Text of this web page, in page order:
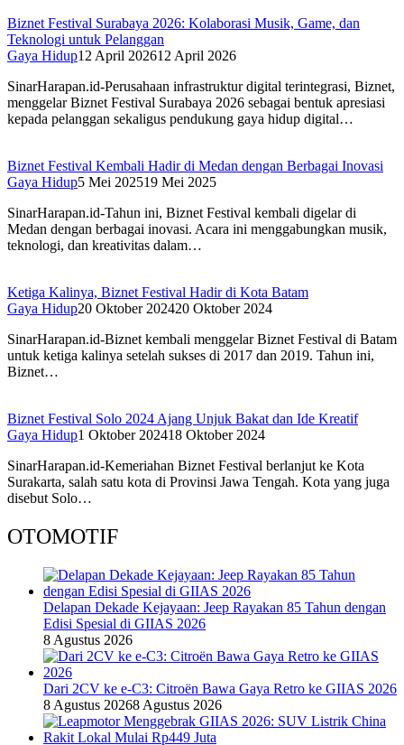
Biznet Festival Surabaya 2026: Kolaborasi Musik, Game, dan
Teknologi untuk Pelanggan
Gaya Hidup12 April 202612 April 2026
SinarHarapan.id-Perusahaan infrastruktur digital terintegrasi, Biznet,
menggelar Biznet Festival Surabaya 2026 sebagai bentuk apresiasi
kepada pelanggan sekaligus pendukung gaya hidup digital…
Biznet Festival Kembali Hadir di Medan dengan Berbagai Inovasi
Gaya Hidup5 Mei 202519 Mei 2025
SinarHarapan.id-Tahun ini, Biznet Festival kembali digelar di
Medan dengan berbagai inovasi. Acara ini menggabungkan musik,
teknologi, dan kreativitas dalam…
Ketiga Kalinya, Biznet Festival Hadir di Kota Batam
Gaya Hidup20 Oktober 202420 Oktober 2024
SinarHarapan.id-Biznet kembali menggelar Biznet Festival di Batam
untuk ketiga kalinya setelah sukses di 2017 dan 2019. Tahun ini,
Biznet…
Biznet Festival Solo 2024 Ajang Unjuk Bakat dan Ide Kreatif
Gaya Hidup1 Oktober 202418 Oktober 2024
SinarHarapan.id-Kemeriahan Biznet Festival berlanjut ke Kota
Surakarta, salah satu kota di Provinsi Jawa Tengah. Kota yang juga
disebut Solo…
OTOMOTIF
Delapan Dekade Kejayaan: Jeep Rayakan 85 Tahun dengan
Edisi Spesial di GIIAS 2026
8 Agustus 2026
Dari 2CV ke e-C3: Citroën Bawa Gaya Retro ke GIIAS 2026
8 Agustus 20268 Agustus 2026